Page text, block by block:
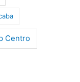
Centro